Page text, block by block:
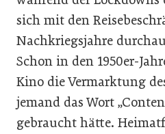
sich mit den
Nachkriegsjahre
Schon in den 1950er-
Kino die Vermarktung
jemand das Wort
gebraucht hätte.